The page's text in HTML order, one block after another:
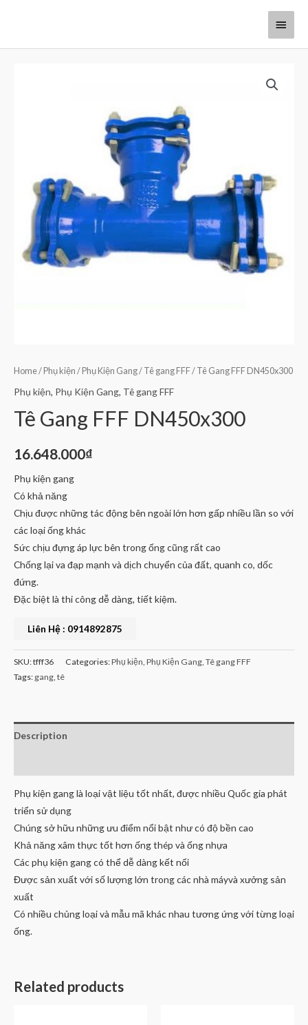
Home/ Phụ kiện / Phụ Kiện Gang/ Tê gang FFF/ Tê Gang FFF DN450x300
Phụ kiện, Phụ Kiện Gang, Tê gang FFF
Tê Gang FFF DN450x300
16.648.000₫
Phụ kiện gang
Có khả năng
Chịu được những tác động bên ngoài lớn hơn gấp nhiều lần so với
các loại ống khác
Sức chịu đựng áp lực bên trong ống cũng rất cao
Chống lại va đạp mạnh và dịch chuyển của đất, quanh co, dốc
đứng.
Đặc biệt là thi công dễ dàng, tiết kiệm.
Liên Hệ : 0914892875
SKU:tfff36 Categories:Phụ kiện Phụ Kiện Gang Tê gang FFF
Tags: gang tê
Description
Phụ kiện gang là loại vật liệu tốt nhất, được nhiều Quốc gia phát
triển sử dụng
Chúng sở hữu những ưu điểm nổi bật như có độ bền cao
Khả năng xâm thực tốt hơn ống thép và ống nhựa
Các phụ kiện gang có thể dễ dàng kết nối
Được sản xuất với số lượng lớn trong các nhà máyvà xưởng sản
xuất
Có nhiều chủng loại và mẫu mã khác nhau tương ứng với từng loại
ống.
Related products